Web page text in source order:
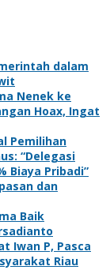
dalam
Nenek ke
Hoax, Ingat
Pemilihan
“Delegasi
Biaya Pribadi”
dan
Baik
Iwan P, Pasca
Riau